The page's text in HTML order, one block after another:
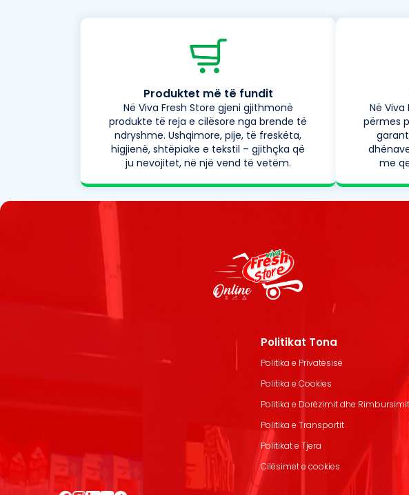
Produktet më të fundit
Në Viva Fresh Store gjeni gjithmonë
produkte të reja e cilësore nga brende të
ndryshme. Ushqimore, pije, të freskëta,
higjienë, shtëpiake e tekstil – gjithçka që
ju nevojitet, në një vend të vetëm.
Në
përmes
me
Politikat Tona
Politika e Privatësisë
Politika e Cookies
Politika e Dorëzimit dhe Rimbursimit
Politika e Transportit
Politikat e Tjera
Cilësimet e cookies